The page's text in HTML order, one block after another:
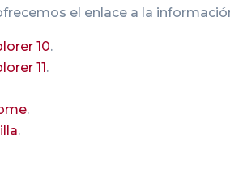
el enlace a la
10.
11 .
.
.